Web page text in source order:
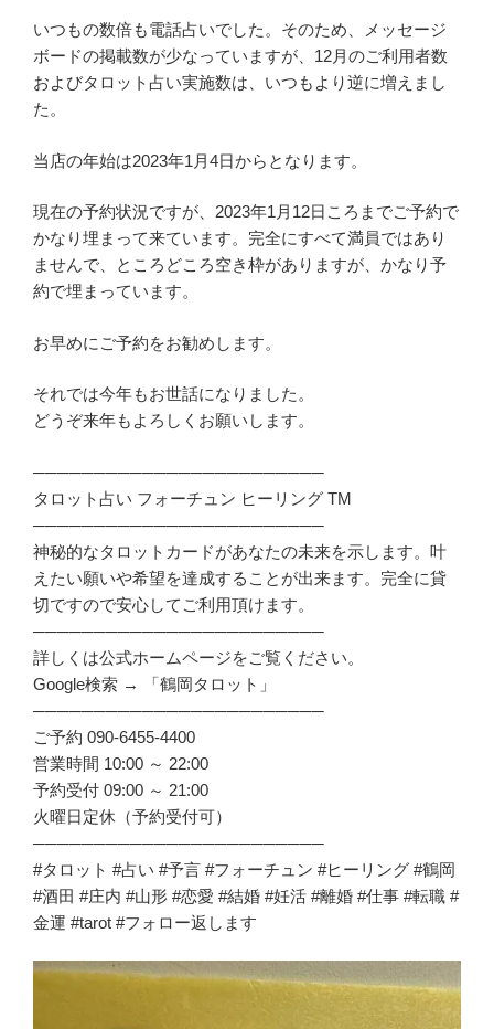
いつもの数倍も電話占いでした。そのため、メッセージ
ボードの掲載数が少なっていますが、12月のご利用者数
およびタロット占い実施数は、いつもより逆に増えまし
た。
当店の年始は2023年1月4日からとなります。
現在の予約状況ですが、2023年1月12日ころまでご予約で
かなり埋まって来ています。完全にすべて満員ではあり
ませんで、ところどころ空き枠がありますが、かなり予
約で埋まっています。
お早めにご予約をお勧めします。
それでは今年もお世話になりました。
どうぞ来年もよろしくお願いします。
────────────────────────
タロット占い フォーチュン ヒーリング TM
────────────────────────
神秘的なタロットカードがあなたの未来を示します。叶
えたい願いや希望を達成することが出来ます。完全に貸
切ですので安心してご利用頂けます。
────────────────────────
詳しくは公式ホームページをご覧ください。
Google検索 → 「鶴岡タロット」
────────────────────────
ご予約 090-6455-4400
営業時間 10:00 ～ 22:00
予約受付 09:00 ～ 21:00
火曜日定休（予約受付可）
────────────────────────
#タロット #占い #予言 #フォーチュン #ヒーリング #鶴岡
#酒田 #庄内 #山形 #恋愛 #結婚 #妊活 #離婚 #仕事 #転職 #
金運 #tarot #フォロー返します